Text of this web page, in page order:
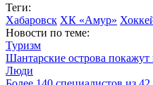
Теги:
Хабаровск ХК «Амур»
Новости по теме:
Туризм
Шантарские острова покажут
Люди